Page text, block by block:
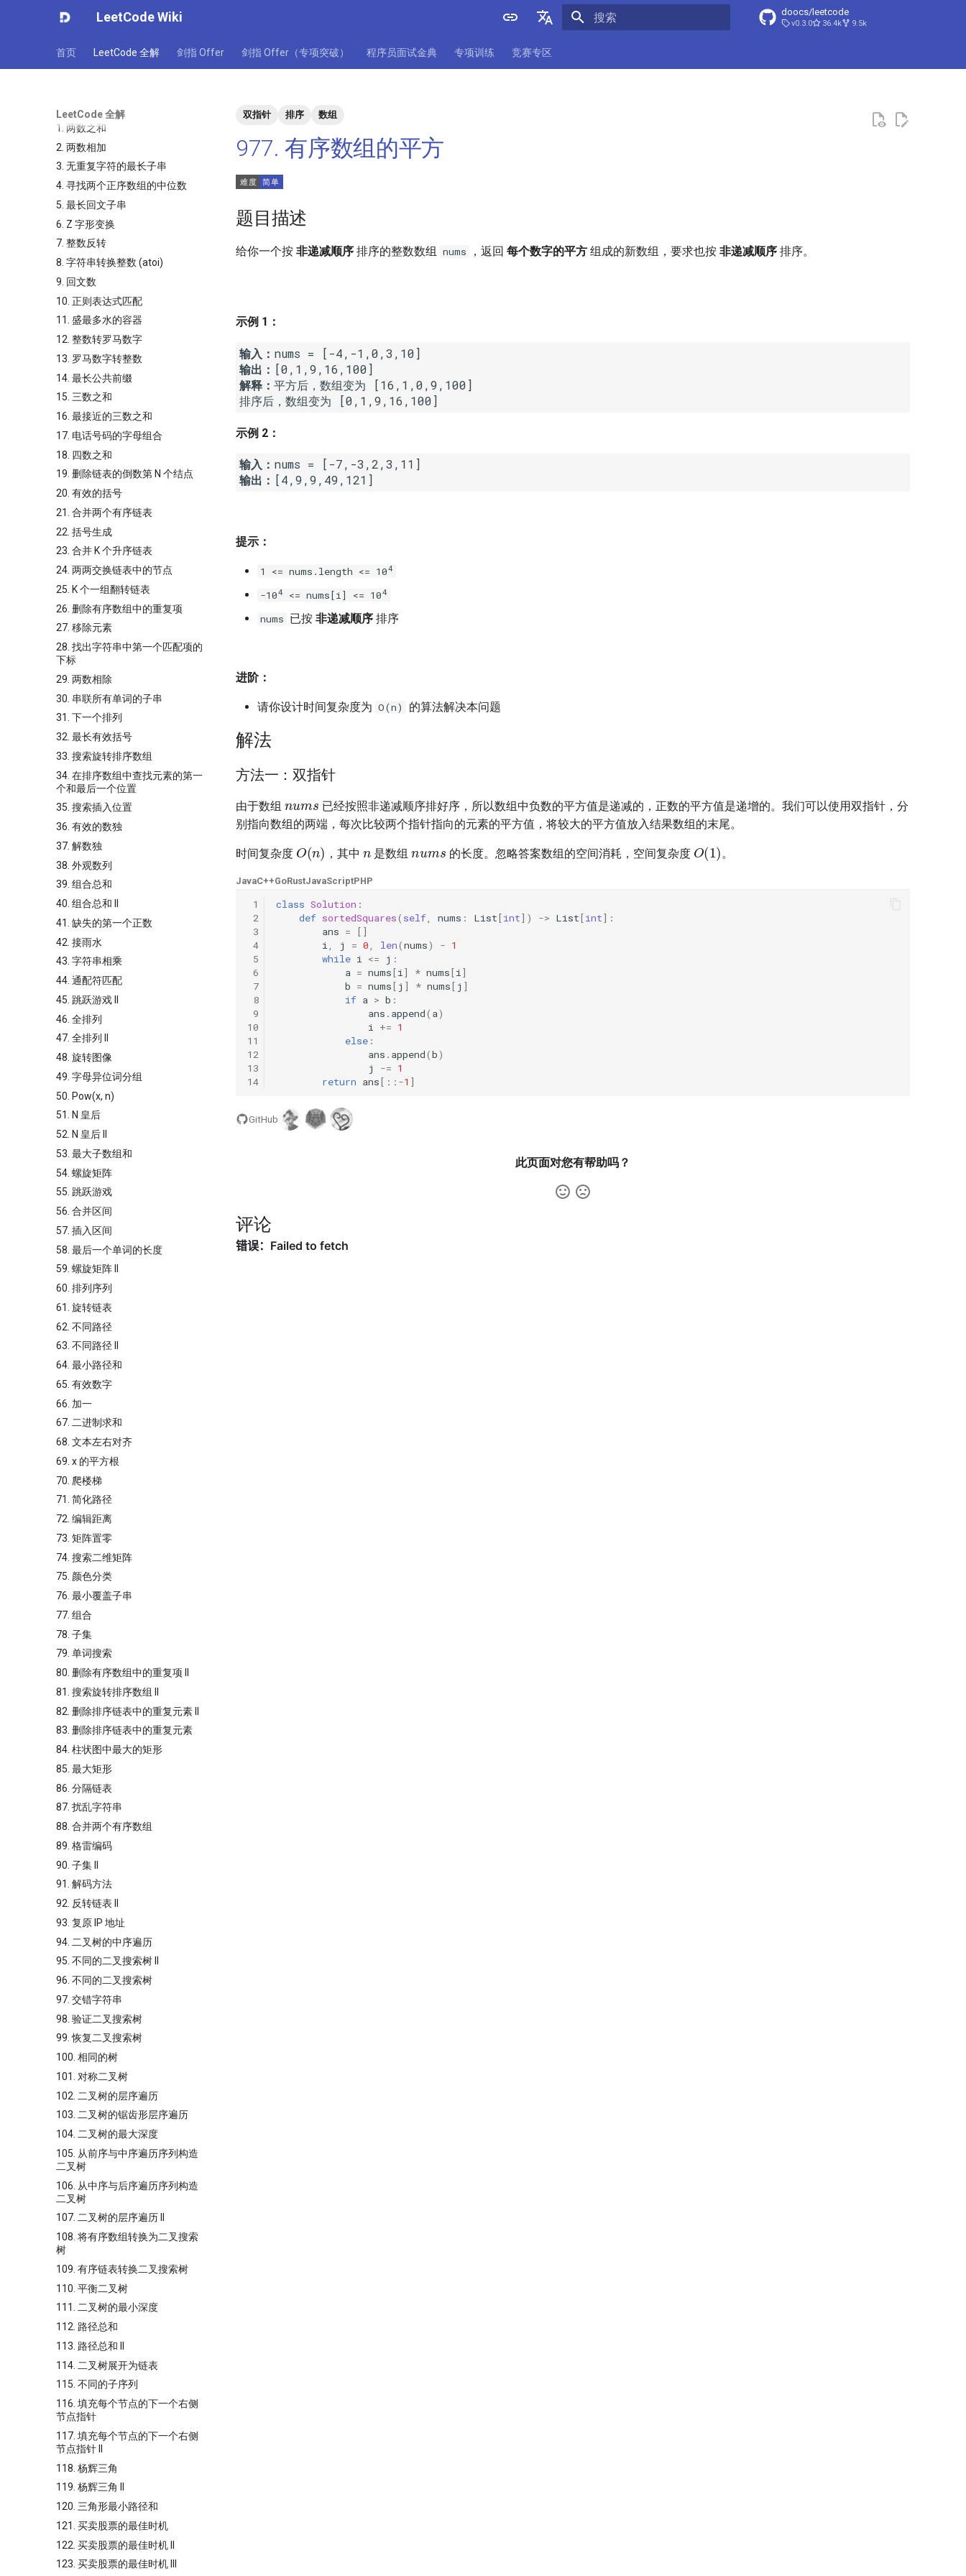
LeetCode Wiki
English
doocs/leetcode
v0.3.0 36.4k 9.5k
首页 LeetCode 全解 剑指 Offer 剑指 Offer（专项突破） 程序员面试金典 专项训练 竞赛专区
LeetCode 全解
1. 两数之和
2. 两数相加
3. 无重复字符的最长子串
4. 寻找两个正序数组的中位数
5. 最长回文子串
6. Z 字形变换
7. 整数反转
8. 字符串转换整数 (atoi)
9. 回文数
10. 正则表达式匹配
11. 盛最多水的容器
12. 整数转罗马数字
13. 罗马数字转整数
14. 最长公共前缀
15. 三数之和
16. 最接近的三数之和
17. 电话号码的字母组合
18. 四数之和
19. 删除链表的倒数第 N 个结点
20. 有效的括号
21. 合并两个有序链表
22. 括号生成
23. 合并 K 个升序链表
24. 两两交换链表中的节点
25. K 个一组翻转链表
26. 删除有序数组中的重复项
27. 移除元素
28. 找出字符串中第一个匹配项的
下标
29. 两数相除
30. 串联所有单词的子串
31. 下一个排列
32. 最长有效括号
33. 搜索旋转排序数组
34. 在排序数组中查找元素的第一
个和最后一个位置
35. 搜索插入位置
36. 有效的数独
37. 解数独
38. 外观数列
39. 组合总和
40. 组合总和 II
41. 缺失的第一个正数
42. 接雨水
43. 字符串相乘
44. 通配符匹配
45. 跳跃游戏 II
46. 全排列
47. 全排列 II
48. 旋转图像
49. 字母异位词分组
50. Pow(x, n)
51. N 皇后
52. N 皇后 II
53. 最大子数组和
54. 螺旋矩阵
55. 跳跃游戏
56. 合并区间
57. 插入区间
58. 最后一个单词的长度
59. 螺旋矩阵 II
60. 排列序列
61. 旋转链表
62. 不同路径
63. 不同路径 II
64. 最小路径和
65. 有效数字
66. 加一
67. 二进制求和
68. 文本左右对齐
69. x 的平方根
70. 爬楼梯
71. 简化路径
72. 编辑距离
73. 矩阵置零
74. 搜索二维矩阵
75. 颜色分类
76. 最小覆盖子串
77. 组合
78. 子集
79. 单词搜索
80. 删除有序数组中的重复项 II
81. 搜索旋转排序数组 II
82. 删除排序链表中的重复元素 II
83. 删除排序链表中的重复元素
84. 柱状图中最大的矩形
85. 最大矩形
86. 分隔链表
87. 扰乱字符串
88. 合并两个有序数组
89. 格雷编码
90. 子集 II
91. 解码方法
92. 反转链表 II
93. 复原 IP 地址
94. 二叉树的中序遍历
95. 不同的二叉搜索树 II
96. 不同的二叉搜索树
97. 交错字符串
98. 验证二叉搜索树
99. 恢复二叉搜索树
100. 相同的树
101. 对称二叉树
102. 二叉树的层序遍历
103. 二叉树的锯齿形层序遍历
104. 二叉树的最大深度
105. 从前序与中序遍历序列构造
二叉树
106. 从中序与后序遍历序列构造
二叉树
107. 二叉树的层序遍历 II
108. 将有序数组转换为二叉搜索
树
109. 有序链表转换二叉搜索树
110. 平衡二叉树
111. 二叉树的最小深度
112. 路径总和
113. 路径总和 II
114. 二叉树展开为链表
115. 不同的子序列
116. 填充每个节点的下一个右侧
节点指针
117. 填充每个节点的下一个右侧
节点指针 II
118. 杨辉三角
119. 杨辉三角 II
120. 三角形最小路径和
121. 买卖股票的最佳时机
122. 买卖股票的最佳时机 II
123. 买卖股票的最佳时机 III
双指针 排序 数组
977. 有序数组的平方
题目描述
给你一个按 非递减顺序 排序的整数数组 nums ，返回 每个数字的平方 组成的新数组，要求也按 非递减顺序 排序。
示例 1：
输入：
输出：
解释： 平方后，数组变为 [16,1,0,9,100]
排序后，数组变为 [0,1,9,16,100]
示例 2：
输入：
输出：
提示：
1 <= nums.length <= 104
-104 <= nums[i] <= 104
nums 已按 非递减顺序 排序
进阶：
请你设计时间复杂度为 O(n) 的算法解决本问题
解法
方法一：双指针
由于数组
已经按照非递减顺序排好序，所以数组中负数的平方值是递减的，正数的平方值是递增的。我们可以使用双指针，分
别指向数组的两端，每次比较两个指针指向的元素的平方值，将较大的平方值放入结果数组的末尾。
时间复杂度
O ( n)
，其中 是数组 的长度。忽略答案数组的空间消耗，空间复杂度
O (1)
。
JavaC++GoRustJavaScriptPHP
1
2
3
4
5
6
7
8
9
10
11
12
13
14
class Solution :
def sortedSquares( self, nums : List[int]) -> List[int]:
ans =
[]
i, j = 0, len(nums) - 1
while i <= j :
a = nums[i] * nums[i]
b = nums[ j ] * nums[ j ]
if a > b :
ans . append( a)
i += 1
else :
ans . append(b)
j
-= 1
return ans[:: -1 ]
GitHub
此页面对您有帮助吗？
评论